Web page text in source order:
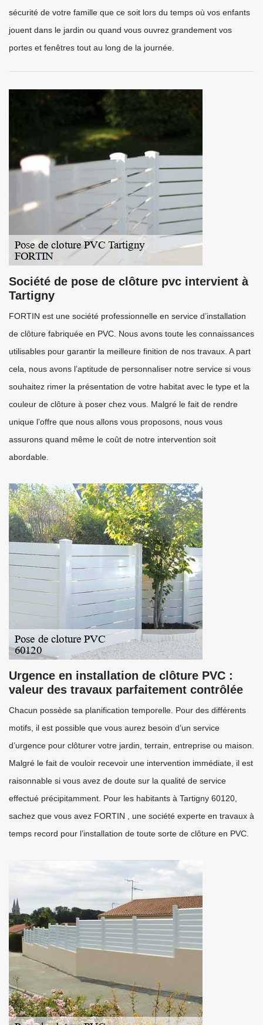
sécurité de votre famille que ce soit lors du temps où vos enfants
jouent dans le jardin ou quand vous ouvrez grandement vos
portes et fenêtres tout au long de la journée.
Société de pose de clôture pvc intervient à
Tartigny
FORTIN est une société professionnelle en service d’installation
de clôture fabriquée en PVC. Nous avons toute les connaissances
utilisables pour garantir la meilleure finition de nos travaux. A part
cela, nous avons l’aptitude de personnaliser notre service si vous
souhaitez rimer la présentation de votre habitat avec le type et la
couleur de clôture à poser chez vous. Malgré le fait de rendre
unique l’offre que nous allons vous proposons, nous vous
assurons quand même le coût de notre intervention soit
abordable.
Urgence en installation de clôture PVC :
valeur des travaux parfaitement contrôlée
Chacun possède sa planification temporelle. Pour des différents
motifs, il est possible que vous aurez besoin d’un service
d’urgence pour clôturer votre jardin, terrain, entreprise ou maison.
Malgré le fait de vouloir recevoir une intervention immédiate, il est
raisonnable si vous avez de doute sur la qualité de service
effectué précipitamment. Pour les habitants à Tartigny 60120,
sachez que vous avez FORTIN , une société experte en travaux à
temps record pour l’installation de toute sorte de clôture en PVC.